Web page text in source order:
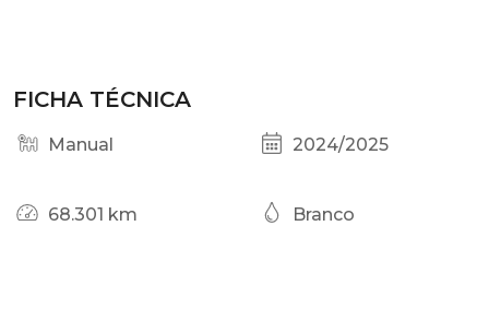
FICHA TÉCNICA
Manual 2024/2025
68.301 km Branco